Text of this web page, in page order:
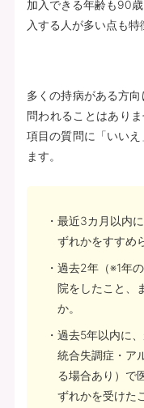
加入できる年齢も90
入する人が多い点も特
多くの持病がある方
問われることはあり
項目の質問に「いい
ます。
最近3カ月以内
ずれかをすすめ
過去2年（※1年
院をしたこと、
か。
過去5年以内に
統合失調症・ア
る場合あり）で
ずれかを受けた